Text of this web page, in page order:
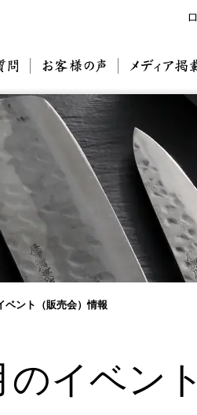
よくあるご質問 お客様の声
ベント（販売会）情報
のイベン